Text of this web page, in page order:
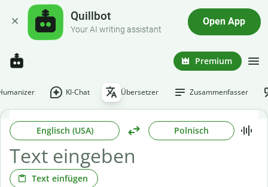
Quillbot
Your AI writing assistant
Open App
Premium
KI-Chat Übersetzer Zusammenfasser
Englisch (USA) Polnisch
Text einfügen